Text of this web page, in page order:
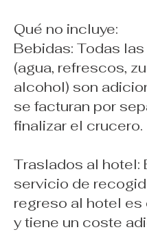
Qué no incluye:
Bebidas: Todas
(agua, refrescos,
alcohol) son
se facturan por
finalizar el crucero.
Traslados al hotel:
servicio de
regreso al hotel es
y tiene un coste